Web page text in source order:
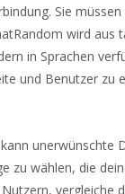
Sie
wird
in Sprachen
und Benutzer
unerwünschte
zu wählen, die